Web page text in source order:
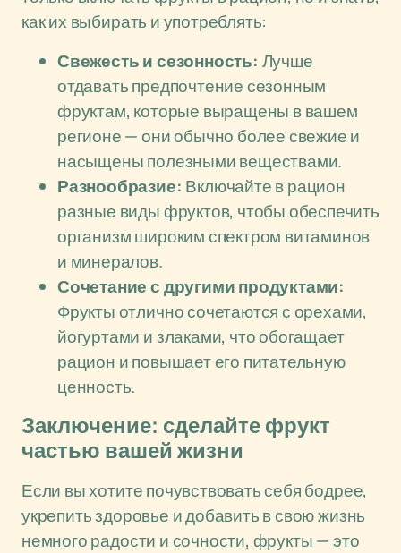
как их выбирать и употреблять:
Свежесть и сезонность: Лучше
отдавать предпочтение сезонным
фруктам, которые выращены в вашем
регионе — они обычно более свежие и
насыщены полезными веществами.
Разнообразие: Включайте в рацион
разные виды фруктов, чтобы обеспечить
организм широким спектром витаминов
и минералов.
Сочетание с другими продуктами:
Фрукты отлично сочетаются с орехами,
йогуртами и злаками, что обогащает
рацион и повышает его питательную
ценность.
Заключение: сделайте фрукт
частью вашей жизни
Если вы хотите почувствовать себя бодрее,
укрепить здоровье и добавить в свою жизнь
немного радости и сочности, фрукты — это